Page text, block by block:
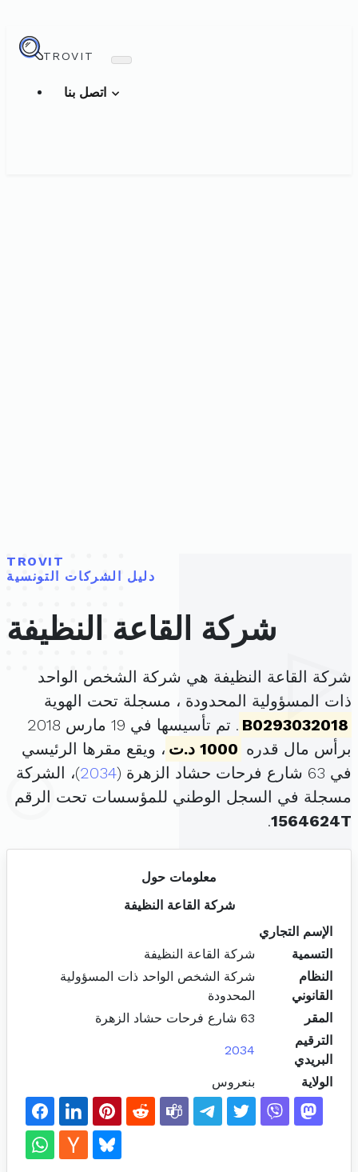
TROVIT
TROVIT
دليل الشركات التونسية
شركة القاعة النظيفة
شركة القاعة النظيفة هي شركة الشخص الواحد
ذات المسؤولية المحدودة ، مسجلة تحت الهوية
B0293032018
. تم تأسيسها في 19 مارس 2018
برأس مال قدره 1000 د.ت
، ويقع مقرها الرئيسي
في 63 شارع فرحات حشاد الزهرة (
2034)، الشركة
مسجلة في السجل الوطني للمؤسسات تحت الرقم
1564624T
.
معلومات حول
شركة القاعة النظيفة
الإسم التجاري
التسمية
شركة القاعة النظيفة
النظام
القانوني
شركة الشخص الواحد ذات المسؤولية
المحدودة
المقر
63 شارع فرحات حشاد الزهرة
الترقيم
البريدي
2034
الولاية بنعروس